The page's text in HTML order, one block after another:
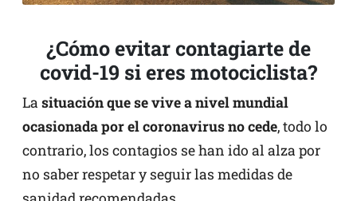
¿Cómo evitar contagiarte de
covid-19 si eres motociclista?
La situación que se vive a nivel mundial
ocasionada por el coronavirus no cede, todo lo
contrario, los contagios se han ido al alza por
no saber respetar y seguir las medidas de